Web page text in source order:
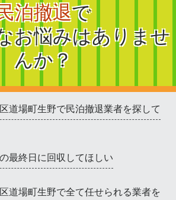
泊撤退で
お悩みはありませ
んか？
道場町生野で民泊撤退業者を探して
最終日に回収してほしい
道場町生野で全て任せられる業者を